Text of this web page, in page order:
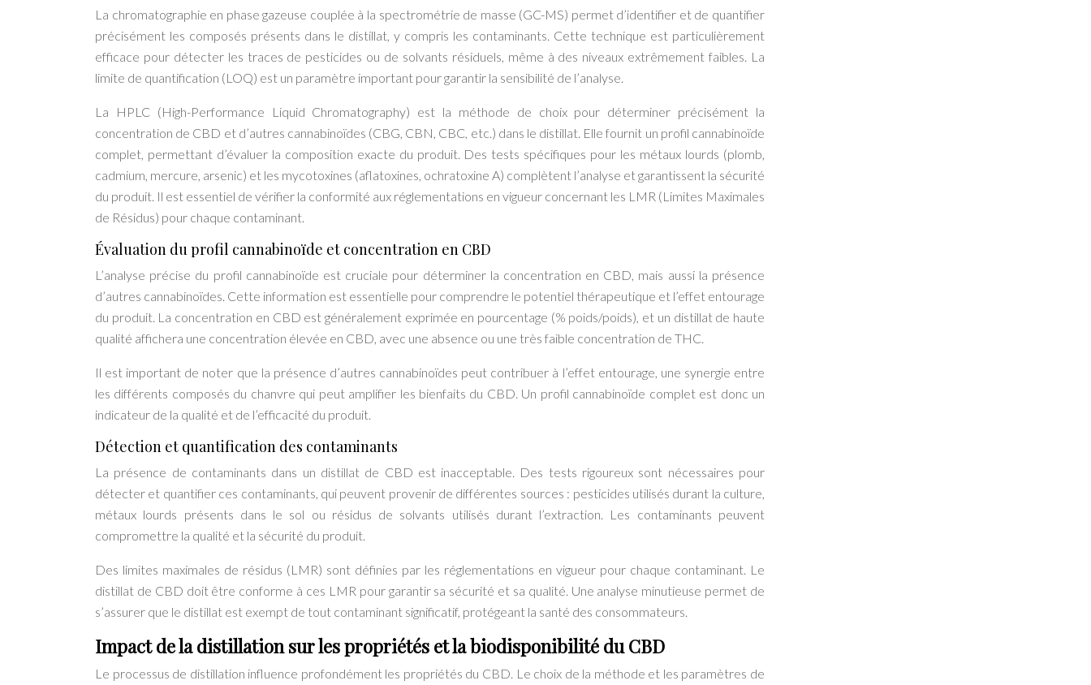
La chromatographie en phase gazeuse couplée à la spectrométrie de masse (GC-MS) permet d’identifier et de quantifier
précisément les composés présents dans le distillat, y compris les contaminants. Cette technique est particulièrement
efficace pour détecter les traces de pesticides ou de solvants résiduels, même à des niveaux extrêmement faibles. La
limite de quantification (LOQ) est un paramètre important pour garantir la sensibilité de l’analyse.
La HPLC (High-Performance Liquid Chromatography) est la méthode de choix pour déterminer précisément la
concentration de CBD et d’autres cannabinoïdes (CBG, CBN, CBC, etc.) dans le distillat. Elle fournit un profil cannabinoïde
complet, permettant d’évaluer la composition exacte du produit. Des tests spécifiques pour les métaux lourds (plomb,
cadmium, mercure, arsenic) et les mycotoxines (aflatoxines, ochratoxine A) complètent l’analyse et garantissent la sécurité
du produit. Il est essentiel de vérifier la conformité aux réglementations en vigueur concernant les LMR (Limites Maximales
de Résidus) pour chaque contaminant.
Évaluation du profil cannabinoïde et concentration en CBD
L’analyse précise du profil cannabinoïde est cruciale pour déterminer la concentration en CBD, mais aussi la présence
d’autres cannabinoïdes. Cette information est essentielle pour comprendre le potentiel thérapeutique et l’effet entourage
du produit. La concentration en CBD est généralement exprimée en pourcentage (% poids/poids), et un distillat de haute
qualité affichera une concentration élevée en CBD, avec une absence ou une très faible concentration de THC.
Il est important de noter que la présence d’autres cannabinoïdes peut contribuer à l’effet entourage, une synergie entre
les différents composés du chanvre qui peut amplifier les bienfaits du CBD. Un profil cannabinoïde complet est donc un
indicateur de la qualité et de l’efficacité du produit.
Détection et quantification des contaminants
La présence de contaminants dans un distillat de CBD est inacceptable. Des tests rigoureux sont nécessaires pour
détecter et quantifier ces contaminants, qui peuvent provenir de différentes sources : pesticides utilisés durant la culture,
métaux lourds présents dans le sol ou résidus de solvants utilisés durant l’extraction. Les contaminants peuvent
compromettre la qualité et la sécurité du produit.
Des limites maximales de résidus (LMR) sont définies par les réglementations en vigueur pour chaque contaminant. Le
distillat de CBD doit être conforme à ces LMR pour garantir sa sécurité et sa qualité. Une analyse minutieuse permet de
s’assurer que le distillat est exempt de tout contaminant significatif, protégeant la santé des consommateurs.
Impact de la distillation sur les propriétés et la biodisponibilité du CBD
Le processus de distillation influence profondément les propriétés du CBD. Le choix de la méthode et les paramètres de